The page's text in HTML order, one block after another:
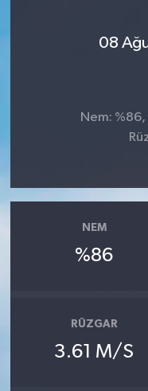
08
Nem: %86,
NEM
%86
RÜZGAR
3.61 M/S